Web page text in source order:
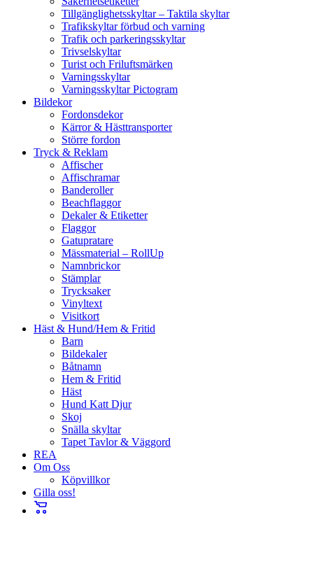
Tillgänglighetsskyltar – Taktila skyltar
Trafikskyltar förbud och varning
Trafik och parkeringsskyltar
Trivselskyltar
Turist och Friluftsmärken
Varningsskyltar
Varningsskyltar Pictogram
Bildekor
Fordonsdekor
Kärror & Hästtransporter
Större fordon
Tryck & Reklam
Affischer
Affischramar
Banderoller
Beachflaggor
Dekaler & Etiketter
Flaggor
Gatupratare
Mässmaterial – RollUp
Namnbrickor
Stämplar
Trycksaker
Vinyltext
Visitkort
Häst & Hund/Hem & Fritid
Barn
Bildekaler
Båtnamn
Hem & Fritid
Häst
Hund Katt Djur
Skoj
Snälla skyltar
Tapet Tavlor & Väggord
REA
Om Oss
Köpvillkor
Gilla oss!